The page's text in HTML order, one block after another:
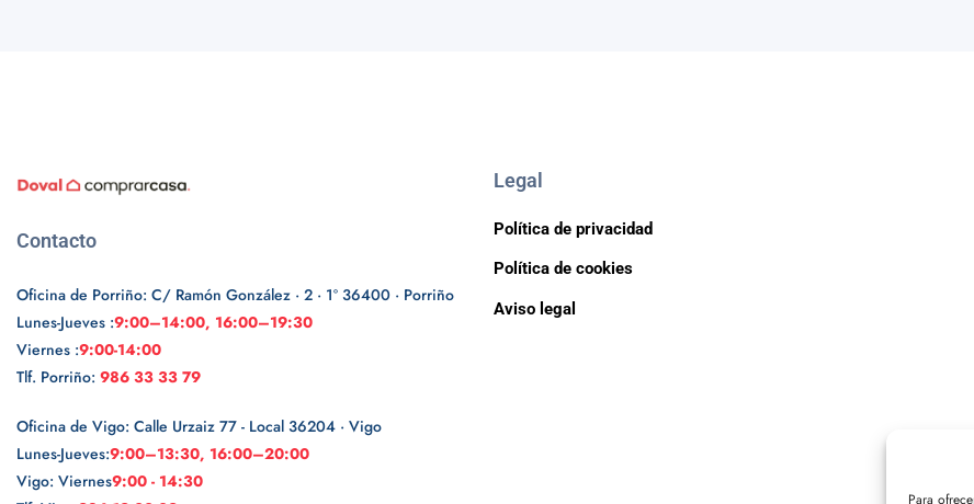
Para
Contacto
Oficina de Porriño: C/ Ramón González · 2 · 1º 36400 · Porriño
Lunes-Jueves :9:00–14:00, 16:00–19:30
Viernes :9:00-14:00
Tlf. Porriño: 986 33 33 79
Oficina de Vigo: Calle Urzaiz 77 - Local 36204 · Vigo
Lunes-Jueves:9:00–13:30, 16:00–20:00
Vigo: Viernes9:00 - 14:30
Legal
Política de privacidad
Política de cookies
Aviso legal